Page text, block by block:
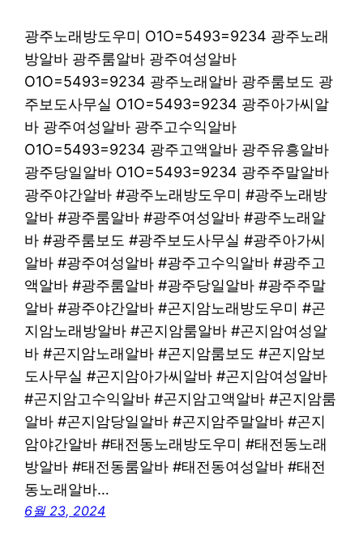
광주노래방도우미 O1O=5493=9234 광주노래
방알바 광주룸알바 광주여성알바
O1O=5493=9234 광주노래알바 광주룸보도 광
주보도사무실 O1O=5493=9234 광주아가씨알
바 광주여성알바 광주고수익알바
O1O=5493=9234 광주고액알바 광주유흥알바
광주당일알바 O1O=5493=9234 광주주말알바
광주야간알바 #광주노래방도우미 #광주노래방
알바 #광주룸알바 #광주여성알바 #광주노래알
바 #광주룸보도 #광주보도사무실 #광주아가씨
알바 #광주여성알바 #광주고수익알바 #광주고
액알바 #광주룸알바 #광주당일알바 #광주주말
알바 #광주야간알바 #곤지암노래방도우미 #곤
지암노래방알바 #곤지암룸알바 #곤지암여성알
바 #곤지암노래알바 #곤지암룸보도 #곤지암보
도사무실 #곤지암아가씨알바 #곤지암여성알바
#곤지암고수익알바 #곤지암고액알바 #곤지암룸
알바 #곤지암당일알바 #곤지암주말알바 #곤지
암야간알바 #태전동노래방도우미 #태전동노래
방알바 #태전동룸알바 #태전동여성알바 #태전
동노래알바…
6월 23, 2024